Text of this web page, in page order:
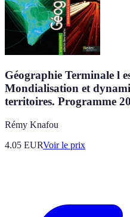
Géographie Terminale l
Mondialisation et
territoires. Programme
Rémy Knafou
4.05 EURVoir le prix